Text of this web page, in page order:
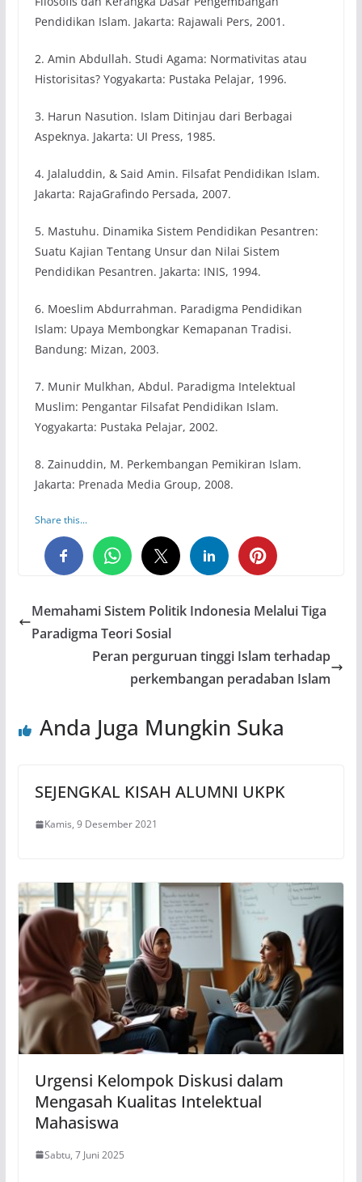
Pendidikan Islam. Jakarta: Rajawali Pers, 2001.
2. Amin Abdullah. Studi Agama: Normativitas atau
Historisitas? Yogyakarta: Pustaka Pelajar, 1996.
3. Harun Nasution. Islam Ditinjau dari Berbagai
Aspeknya. Jakarta: UI Press, 1985.
4. Jalaluddin, & Said Amin. Filsafat Pendidikan Islam.
Jakarta: RajaGrafindo Persada, 2007.
5. Mastuhu. Dinamika Sistem Pendidikan Pesantren:
Suatu Kajian Tentang Unsur dan Nilai Sistem
Pendidikan Pesantren. Jakarta: INIS, 1994.
6. Moeslim Abdurrahman. Paradigma Pendidikan
Islam: Upaya Membongkar Kemapanan Tradisi.
Bandung: Mizan, 2003.
7. Munir Mulkhan, Abdul. Paradigma Intelektual
Muslim: Pengantar Filsafat Pendidikan Islam.
Yogyakarta: Pustaka Pelajar, 2002.
8. Zainuddin, M. Perkembangan Pemikiran Islam.
Jakarta: Prenada Media Group, 2008.
Share this...
Memahami Sistem Politik Indonesia Melalui Tiga
Paradigma Teori Sosial
Peran perguruan tinggi Islam terhadap
perkembangan peradaban Islam
Anda Juga Mungkin Suka
SEJENGKAL KISAH ALUMNI UKPK
Kamis, 9 Desember 2021
Urgensi Kelompok Diskusi dalam
Mengasah Kualitas Intelektual
Mahasiswa
Sabtu, 7 Juni 2025